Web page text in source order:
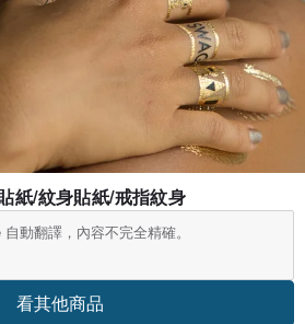
紙/紋身貼紙/戒指紋身
動翻譯，內容不完全精確。
看其他商品